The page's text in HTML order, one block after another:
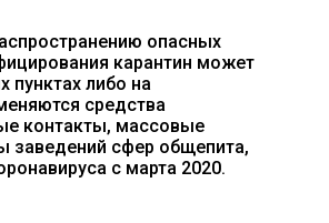
опасных
карантин может
пунктах либо на
средства
контакты, массовые
заведений сфер общепита,
с марта 2020.